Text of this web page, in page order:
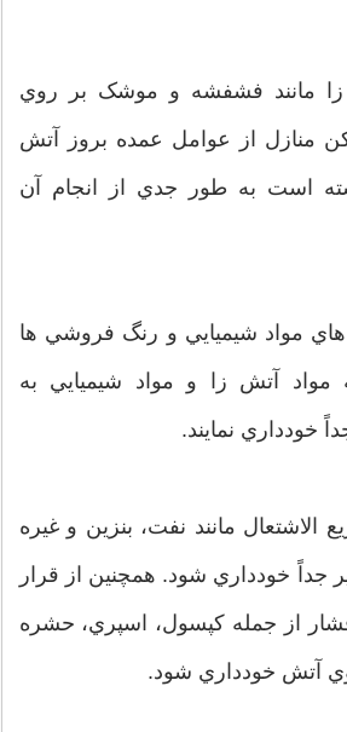
زا مانند فشفشه و موشک بر روي
منازل از عوامل عمده بروز آتش
است به طور جدي از انجام آن
مواد شيميايي و رنگ فروشي ها
آتش زا و مواد شيميايي به
خودداري نمايند.
الاشتعال مانند نفت، بنزين و غيره
جداً خودداري شود. همچنين از قرار
از جمله کپسول، اسپري، حشره
آتش خودداري شود.